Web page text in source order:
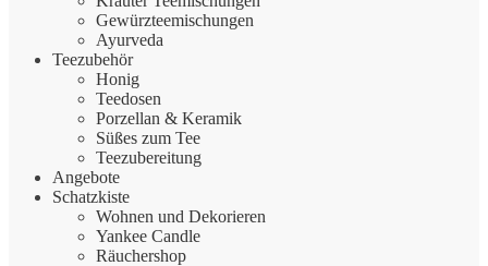
Gewürzteemischungen
Ayurveda
Teezubehör
Honig
Teedosen
Porzellan & Keramik
Süßes zum Tee
Teezubereitung
Angebote
Schatzkiste
Wohnen und Dekorieren
Yankee Candle
Räuchershop